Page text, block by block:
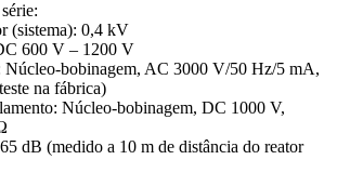
(sistema): 0,4 kV
600 V – 1200 V
Núcleo-bobinagem, AC 3000 V/50 Hz/5 mA,
na fábrica)
Núcleo-bobinagem, DC 1000 V,
dB (medido a 10 m de distância do reator